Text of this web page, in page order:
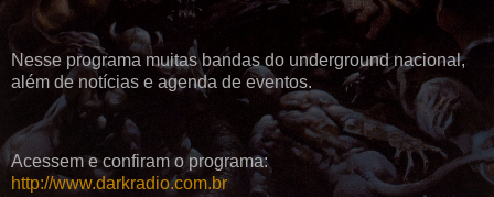
Nesse programa muitas bandas do underground nacional,
além de notícias e agenda de eventos.
Acessem e confiram o programa:
http://www.darkradio.com.br